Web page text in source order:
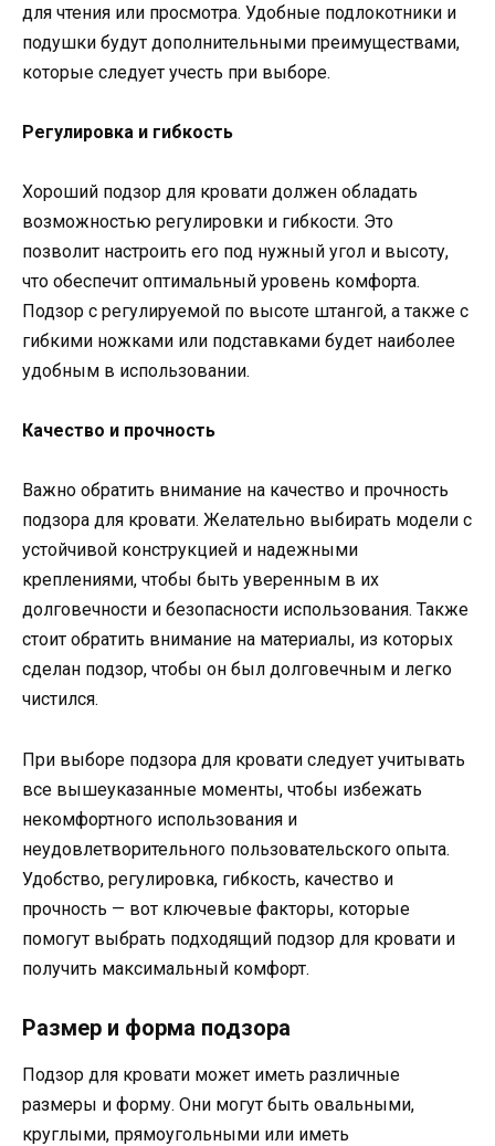
для чтения или просмотра. Удобные подлокотники и
подушки будут дополнительными преимуществами,
которые следует учесть при выборе.
Регулировка и гибкость
Хороший подзор для кровати должен обладать
возможностью регулировки и гибкости. Это
позволит настроить его под нужный угол и высоту,
что обеспечит оптимальный уровень комфорта.
Подзор с регулируемой по высоте штангой, а также с
гибкими ножками или подставками будет наиболее
удобным в использовании.
Качество и прочность
Важно обратить внимание на качество и прочность
подзора для кровати. Желательно выбирать модели с
устойчивой конструкцией и надежными
креплениями, чтобы быть уверенным в их
долговечности и безопасности использования. Также
стоит обратить внимание на материалы, из которых
сделан подзор, чтобы он был долговечным и легко
чистился.
При выборе подзора для кровати следует учитывать
все вышеуказанные моменты, чтобы избежать
некомфортного использования и
неудовлетворительного пользовательского опыта.
Удобство, регулировка, гибкость, качество и
прочность — вот ключевые факторы, которые
помогут выбрать подходящий подзор для кровати и
получить максимальный комфорт.
Размер и форма подзора
Подзор для кровати может иметь различные
размеры и форму. Они могут быть овальными,
круглыми, прямоугольными или иметь